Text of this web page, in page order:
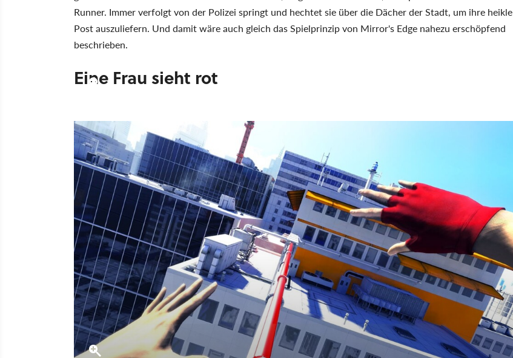
Runner. Immer verfolgt von der Polizei springt und hechtet sie über die Dächer der Stadt, um ihre heikle
Post auszuliefern. Und damit wäre auch gleich das Spielprinzip von Mirror's Edge nahezu erschöpfend
beschrieben.
Eine Frau sieht rot